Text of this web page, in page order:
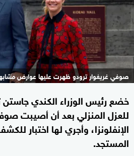
صوفي غريغوار ترودو ظهرت عليها عوارض
خضع رئيس الوزراء الكندي
للعزل المنزلي بعد أن أصيبت
الإنفلونزا، وأجري لها اختبار
المستجد.